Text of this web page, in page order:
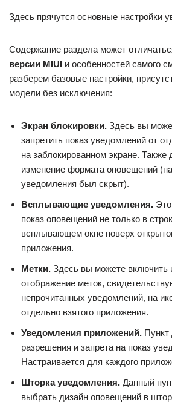
Здесь прячутся основные настройки
Содержание раздела может
версии MIUI и особенностей самого
разберем базовые настройки,
модели без исключения:
Экран блокировки. Здесь вы
запретить показ уведомлений от
на заблокированном экране. Также
изменение формата оповещений
уведомления был скрыт).
Всплывающие уведомления.
показ оповещений не только в
всплывающем окне поверх
приложения.
Метки. Здесь вы можете включить
отображение меток,
непрочитанных уведомлений, на
отдельно взятого приложения.
Уведомления приложений. Пункт
разрешения и запрета на показ
Настраивается для каждого
Шторка уведомления. Данный
выбрать дизайн оповещений в